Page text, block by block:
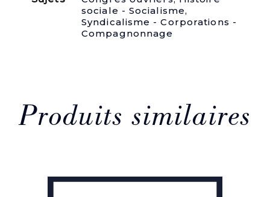
quatrième
1957.
sociale - Socialisme,
Syndicalisme - Corporations -
Compagnonnage
Produits similaires